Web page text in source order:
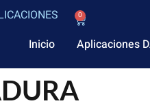
0
Inicio Aplicaciones